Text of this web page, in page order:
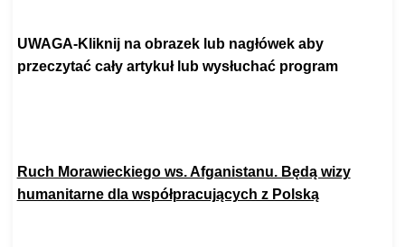
UWAGA-Kliknij na obrazek lub nagłówek aby
przeczytać cały artykuł lub wysłuchać program
Ruch Morawieckiego ws. Afganistanu. Będą wizy
humanitarne dla współpracujących z Polską